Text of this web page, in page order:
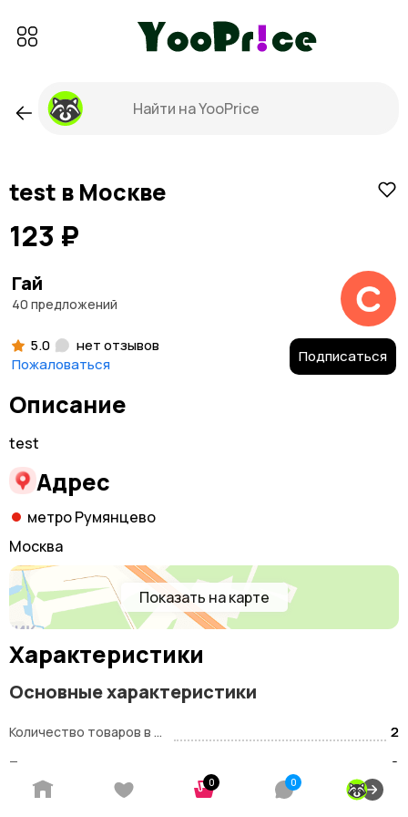
test в Москве
123 ₽
Гай
40 предложений
5.0
нет отзывов
Пожаловаться
Подписаться
Описание
test
Адрес
метро Румянцево
Москва
Показать на карте
Адрес на карте
Характеристики
Основные характеристики
Количество товаров в наличии: 2
Только самовывоз: 0
Только постоплата:
0 0